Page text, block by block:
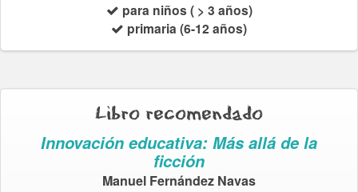
para niños ( > 3 años)
primaria (6-12 años)
Libro recomendado
Innovación educativa: Más allá de la
ficción
Manuel Fernández Navas